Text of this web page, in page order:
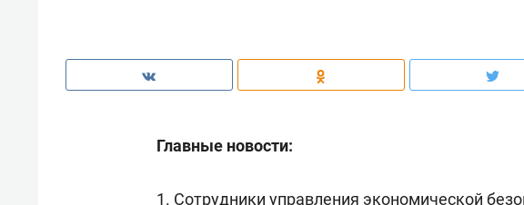
Главные новости:
1. Сотрудники управления экономической